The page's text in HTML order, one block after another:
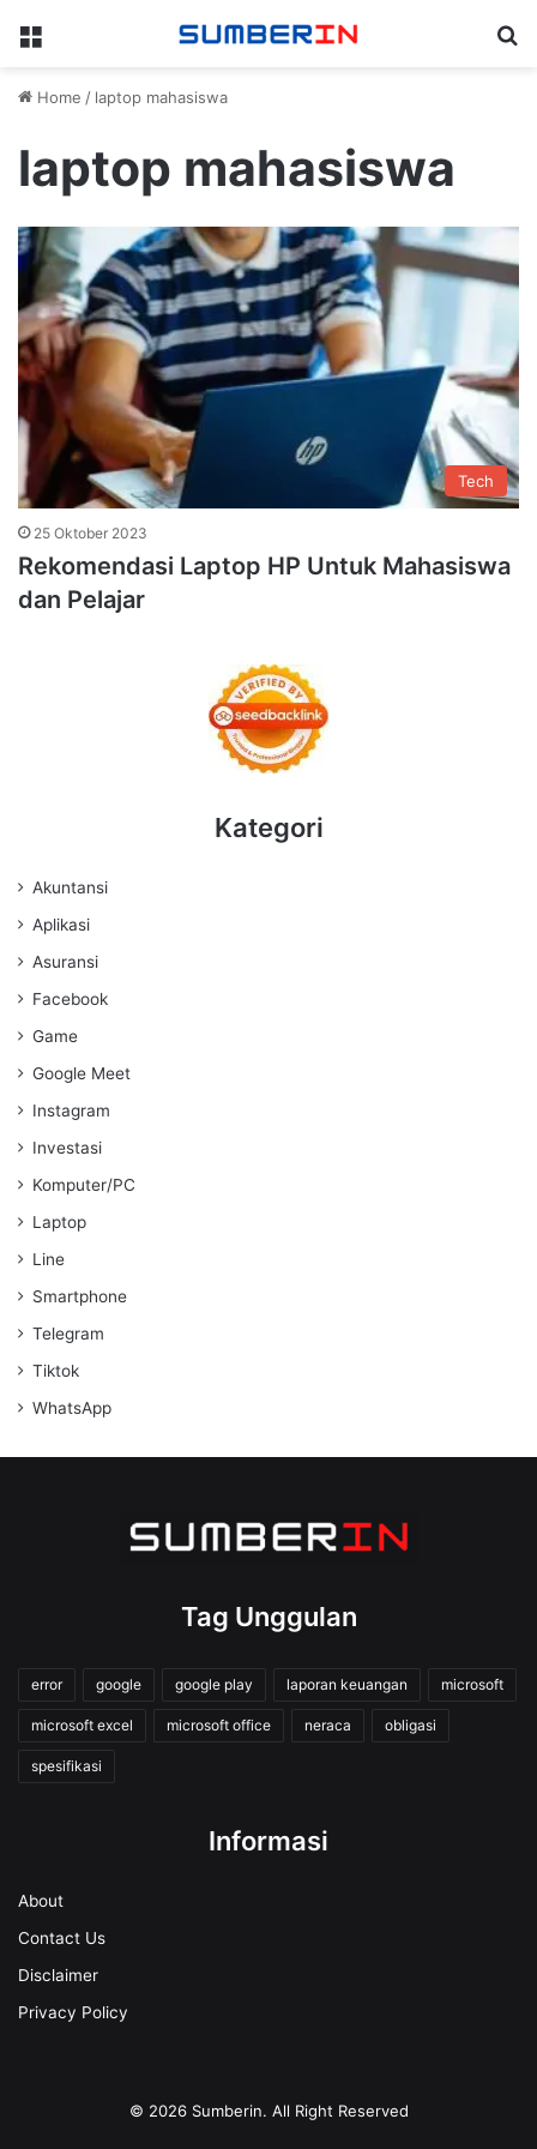
Menu
Home / laptop mahasiswa
laptop mahasiswa
Tech
25 Oktober 2023
Rekomendasi Laptop HP Untuk Mahasiswa
dan Pelajar
Kategori
Akuntansi
Aplikasi
Asuransi
Facebook
Game
Google Meet
Instagram
Investasi
Komputer/PC
Laptop
Line
Smartphone
Telegram
Tiktok
WhatsApp
Tag Unggulan
error google google play laporan keuangan microsoft
microsoft excel microsoft office neraca obligasi
spesifikasi
Informasi
About
Contact Us
Disclaimer
Privacy Policy
© 2026 Sumberin. All Right Reserved